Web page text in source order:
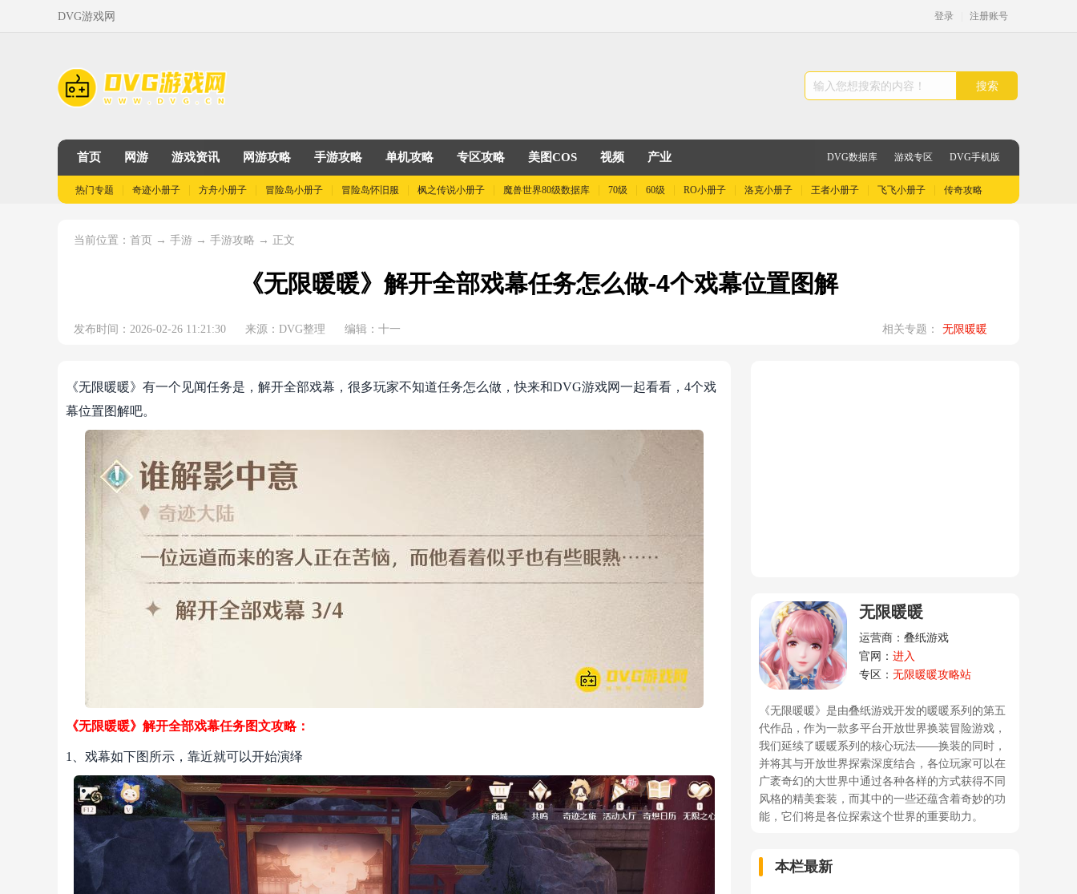
DVG游戏网 登录 注册账号
搜索
首页 网游 游戏资讯 网游攻略 手游攻略 单机攻略 专区攻略 美图COS 视频 产业 DVG数据库 游戏专区 DVG手机版
热门专题 奇迹小册子 方舟小册子 冒险岛小册子 冒险岛怀旧服 枫之传说小册子 魔兽世界80级数据库 70级 60级 RO小册子 洛克小册子 王者小册子 飞飞小册子 传奇攻略
当前位置： 首页 → 手游 → 手游攻略 → 正文
《无限暖暖》解开全部戏幕任务怎么做-4个戏幕位置图解
发布时间：2026-02-26 11:21:30 来源：DVG整理 编辑：十一 相关专题： 无限暖暖
《无限暖暖》有一个见闻任务是，解开全部戏幕，很多玩家不知道任务怎么做，快来和DVG游戏网一起看看，4个戏
幕位置图解吧。
《无限暖暖》解开全部戏幕任务图文攻略：
1、戏幕如下图所示，靠近就可以开始演绎
无限暖暖
运营商：叠纸游戏
官网： 进入
专区： 无限暖暖攻略站
《无限暖暖》是由叠纸游戏开发的暖暖系列的第五
代作品，作为一款多平台开放世界换装冒险游戏，
我们延续了暖暖系列的核心玩法——换装的同时，
并将其与开放世界探索深度结合，各位玩家可以在
广袤奇幻的大世界中通过各种各样的方式获得不同
风格的精美套装，而其中的一些还蕴含着奇妙的功
能，它们将是各位探索这个世界的重要助力。
本栏最新